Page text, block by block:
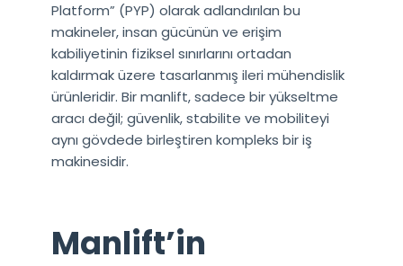
Platform” (PYP) olarak adlandırılan bu
makineler, insan gücünün ve erişim
kabiliyetinin fiziksel sınırlarını ortadan
kaldırmak üzere tasarlanmış ileri mühendislik
ürünleridir. Bir manlift, sadece bir yükseltme
aracı değil; güvenlik, stabilite ve mobiliteyi
aynı gövdede birleştiren kompleks bir iş
makinesidir.
Manlift’in